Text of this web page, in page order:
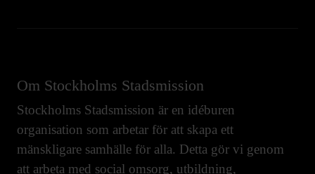
Om Stockholms Stadsmission
Stockholms Stadsmission är en idéburen
organisation som arbetar för att skapa ett
mänskligare samhälle för alla. Detta gör vi genom
att arbeta med social omsorg, utbildning,